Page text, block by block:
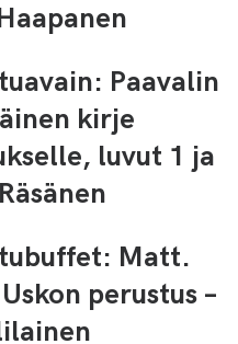
Paavalin
kirje
luvut 1 ja
Matt.
perustus –